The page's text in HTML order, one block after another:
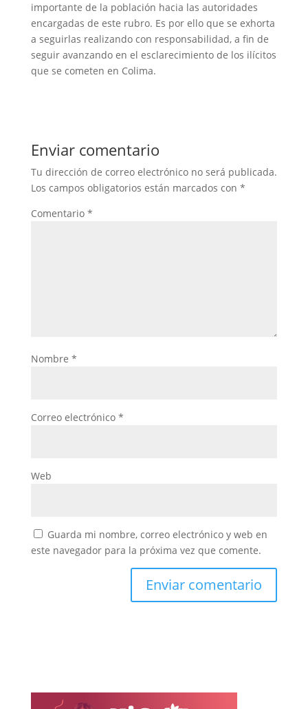
importante de la población hacia las autoridades
encargadas de este rubro. Es por ello que se exhorta
a seguirlas realizando con responsabilidad, a fin de
seguir avanzando en el esclarecimiento de los ilícitos
que se cometen en Colima.
Enviar comentario
Tu dirección de correo electrónico no será publicada.
Los campos obligatorios están marcados con *
Comentario *
Nombre *
Correo electrónico *
Web
Guarda mi nombre, correo electrónico y web en
este navegador para la próxima vez que comente.